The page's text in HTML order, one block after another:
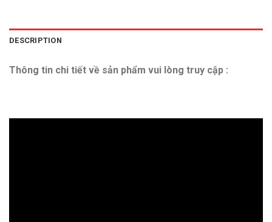
DESCRIPTION
Thông tin chi tiết về sản phẩm vui lòng truy cập :